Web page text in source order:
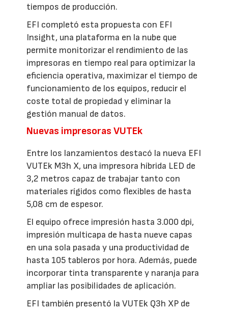
tiempos de producción.
EFI completó esta propuesta con EFI
Insight, una plataforma en la nube que
permite monitorizar el rendimiento de las
impresoras en tiempo real para optimizar la
eficiencia operativa, maximizar el tiempo de
funcionamiento de los equipos, reducir el
coste total de propiedad y eliminar la
gestión manual de datos.
Nuevas impresoras VUTEk
Entre los lanzamientos destacó la nueva EFI
VUTEk M3h X, una impresora híbrida LED de
3,2 metros capaz de trabajar tanto con
materiales rígidos como flexibles de hasta
5,08 cm de espesor.
El equipo ofrece impresión hasta 3.000 dpi,
impresión multicapa de hasta nueve capas
en una sola pasada y una productividad de
hasta 105 tableros por hora. Además, puede
incorporar tinta transparente y naranja para
ampliar las posibilidades de aplicación.
EFI también presentó la VUTEk Q3h XP de